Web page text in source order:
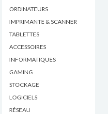
ORDINATEURS
IMPRIMANTE & SCANNER
TABLETTES
ACCESSOIRES
INFORMATIQUES
GAMING
STOCKAGE
LOGICIELS
RÉSEAU